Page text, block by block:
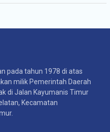
pada tahun 1978 di atas
milik Pemerintah Daerah
di Jalan Kayumanis Timur
Kecamatan